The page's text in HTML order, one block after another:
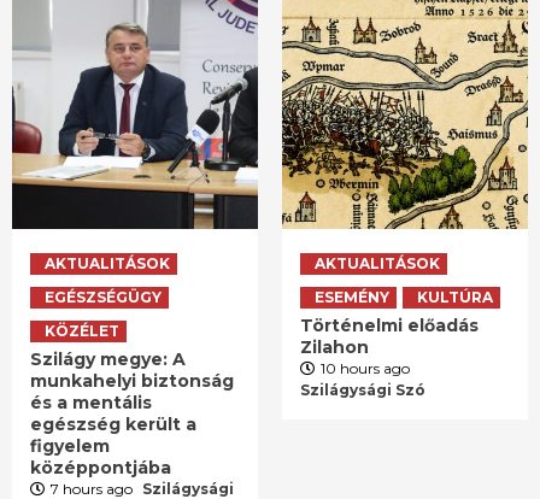
AKTUALITÁSOK
EGÉSZSÉGÜGY
KÖZÉLET
Szilágy megye: A
munkahelyi biztonság
és a mentális
egészség került a
figyelem
középpontjába
7 hours ago Szilágysági
AKTUALITÁSOK
ESEMÉNY
KULTÚRA
Történelmi előadás
Zilahon
10 hours ago
Szilágysági Szó